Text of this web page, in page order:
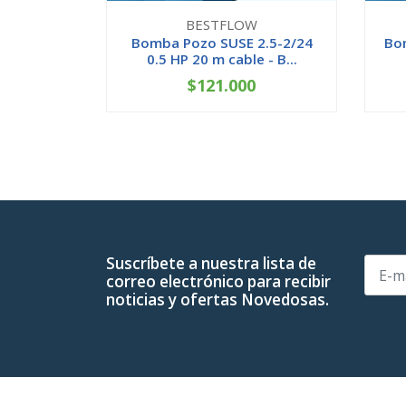
BESTFLOW
Bomba Pozo SUSE 2.5-2/24
0.5 HP 20 m cable - B...
+
$121.000
Suscríbete a nuestra lista de
correo electrónico para recibir
noticias y ofertas Novedosas.